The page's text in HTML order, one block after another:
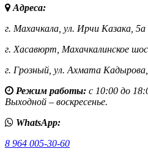
Адреса:
г. Махачкала, ул. Ирчи Казака, 5а
г. Хасавюрт, Махачкалинское
г. Грозный, ул. Ахмата
Режим работы: с 10:00 до
Выходной – воскресенье.
WhatsApp:
8 964 005-30-60